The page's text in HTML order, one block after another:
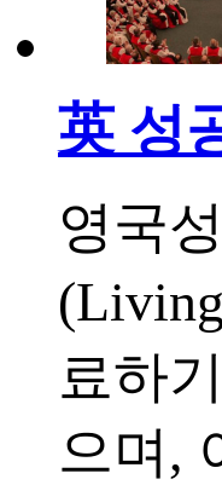
英 성
영국
료하
으며,